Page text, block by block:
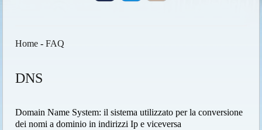
Home -FAQ
DNS
Domain Name System: il sistema utilizzato per la conversione
dei nomi a dominio in indirizzi Ip e viceversa